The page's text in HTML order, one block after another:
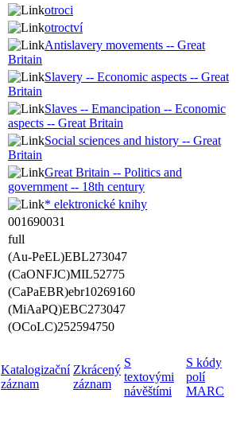
otroci
otroctví
Antislavery movements -- Great
Britain
Slavery -- Economic aspects -- Great
Britain
Slaves -- Emancipation -- Economic
aspects -- Great Britain
Social sciences and history -- Great
Britain
Great Britain -- Politics and
government -- 18th century
* elektronické knihy
001690031
full
(Au-PeEL)EBL273047
(CaONFJC)MIL52775
(CaPaEBR)ebr10269160
(MiAaPQ)EBC273047
(OCoLC)252594750
Katalogizační
záznam
Zkrácený
záznam
S
textovými
návěštími
S kódy
polí
MARC